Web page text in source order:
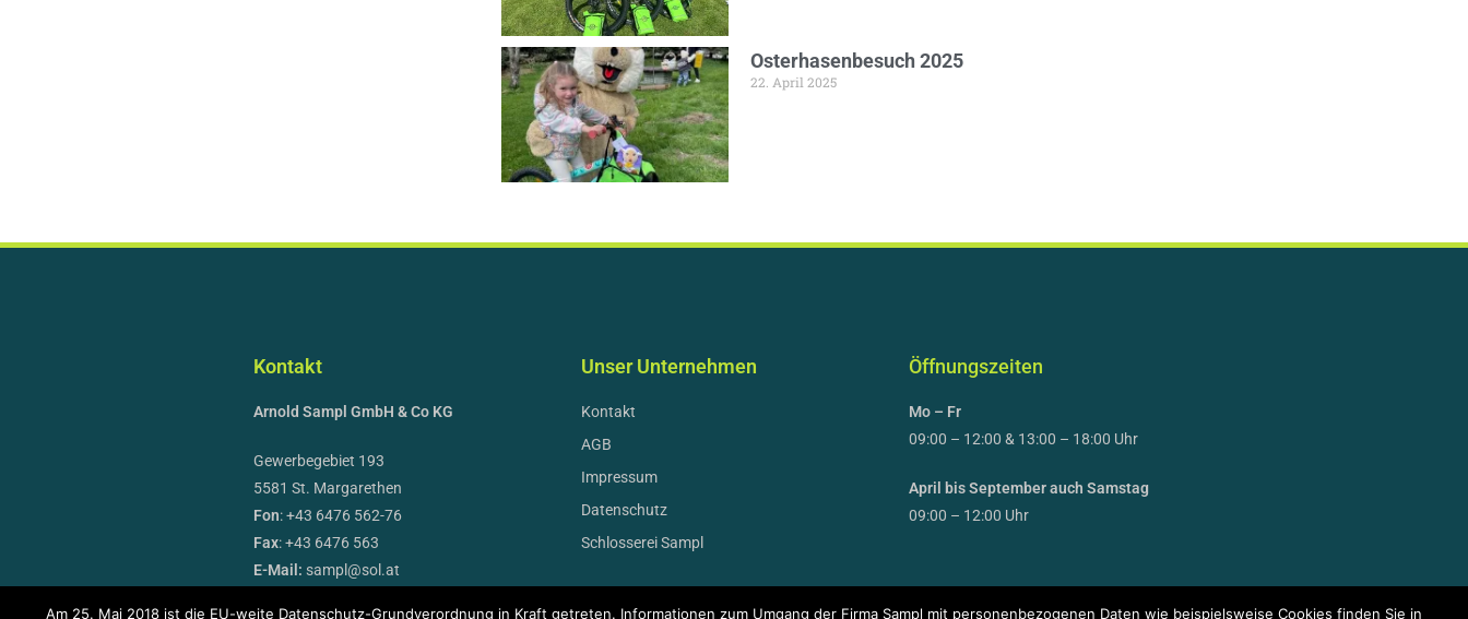
Osterhasenbesuch 2025
22. April 2025
Kontakt
Arnold Sampl GmbH & Co KG
Gewerbegebiet 193
5581 St. Margarethen
Fon: +43 6476 562-76
Fax: +43 6476 563
E-Mail: sampl@sol.at
Unser Unternehmen
Kontakt
AGB
Impressum
Datenschutz
Schlosserei Sampl
Öffnungszeiten
Mo – Fr
09:00 – 12:00 & 13:00 – 18:00 Uhr
April bis September auch Samstag
09:00 – 12:00 Uhr
Am 25. Mai 2018 ist die EU-weite Datenschutz-Grundverordnung in Kraft getreten. Informationen zum Umgang der Firma Sampl mit personenbezogenen Daten wie beispielsweise Cookies finden Sie in